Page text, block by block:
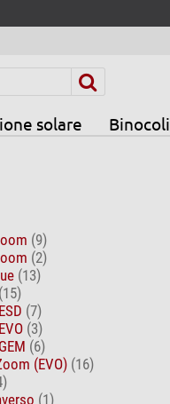
solare Binocoli
(9)
(2)
(13)
(15)
(7)
(3)
(6)
(EVO) (16)
(1)